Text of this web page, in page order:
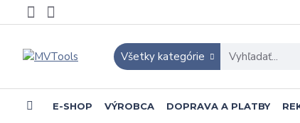
Všetky kategórie
E-SHOP VÝROBCA DOPRAVA A PLATBY